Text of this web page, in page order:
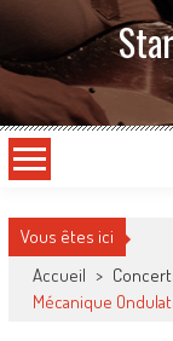
Vous êtes ici
Accueil >
Mécanique